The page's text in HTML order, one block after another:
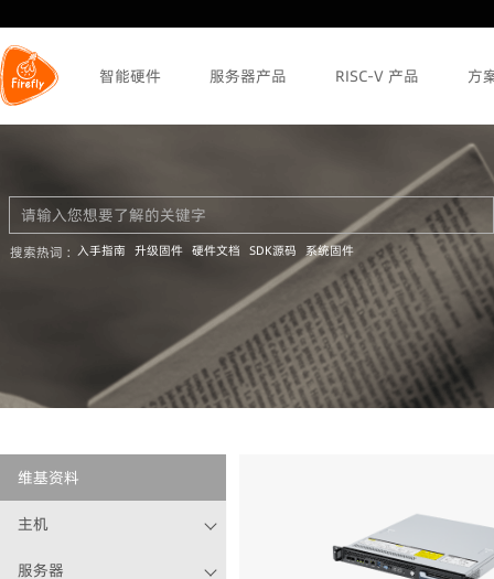
智能硬件 服务器产品 RISC-V 产品 方
搜索热词 : 入手指南 升级固件 硬件文档 SDK源码 系统固件
维基资料
主机
服务器